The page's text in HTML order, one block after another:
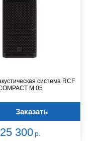
система RCF
M 05
Заказать
25 300 р.